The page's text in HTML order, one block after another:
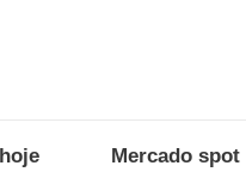
Mercado spot